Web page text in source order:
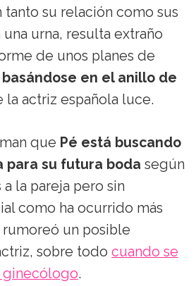
tanto su relación como sus
urna, resulta extraño
de unos planes de
basándose en el anillo de
la actriz española luce.
que Pé está buscando
para su futura boda según
la pareja pero sin
como ha ocurrido más
un posible
sobre todo cuando se
ginecólogo.